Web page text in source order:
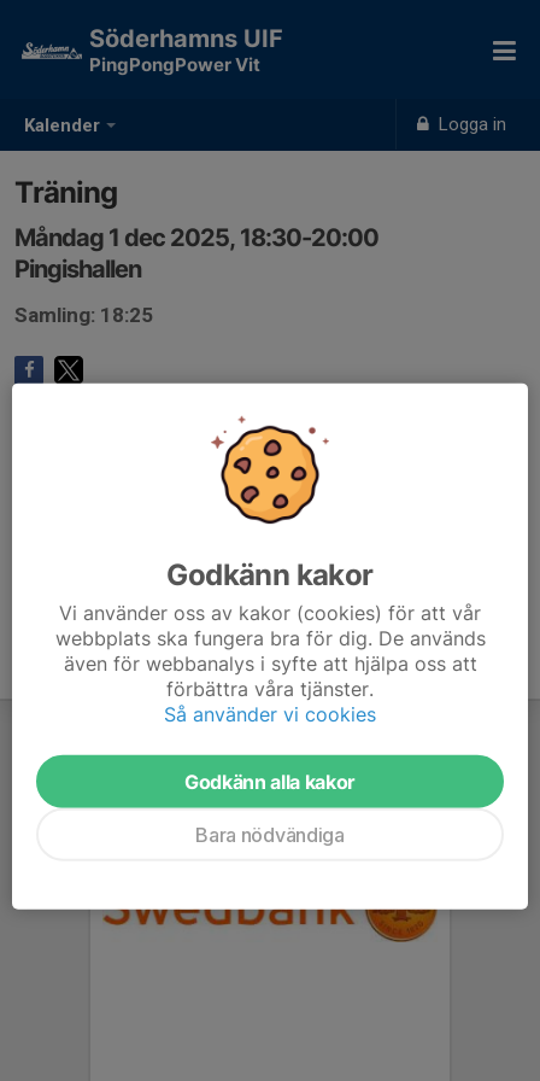
Kalender Logga in
Söderhamns UIF
PingPongPower Vit
Träning
Måndag 1 dec 2025, 18:30-20:00
Pingishallen
Samling: 18:25
Godkänn kakor
Vi använder oss av kakor (cookies) för att vår
webbplats ska fungera bra för dig. De används
även för webbanalys i syfte att hjälpa oss att
förbättra våra tjänster.
Så använder vi cookies
Godkänn alla kakor
Bara nödvändiga